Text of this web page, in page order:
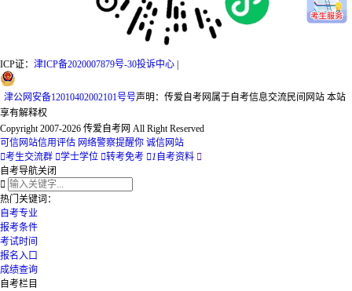
ICP证： 津ICP备2020007879号-30投诉中心 |
津公网安备12010402002101号号声明：传爱自考网属于自考信息交流民间网站 本站
享有解释权
Copyright 2007-2026 传爱自考网 All Right Reserved
可信网站信用评估 网络警察提醒你 诚信网站
考生交流群 学士学位 转考免考 1 自考资料 
自考导航关闭

热门关键词：
自考专业
报考条件
考试时间
报名入口
成绩查询
自考栏目